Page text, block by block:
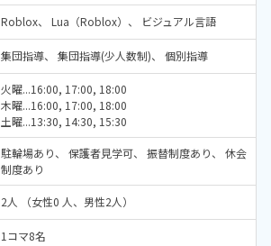
Roblox Lua（Roblox） ビジュアル言語
集団指導 集団指導(少人数制) 個別指導
火曜...16:00, 17:00, 18:00
木曜...16:00, 17:00, 18:00
土曜...13:30, 14:30, 15:30
駐輪場あり 保護者見学可 振替制度あり
休会
制度あり
2人 （女性0 人、男性2人）
1コマ8名